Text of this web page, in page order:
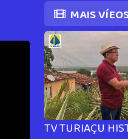
MAIS
TV TURIAÇU